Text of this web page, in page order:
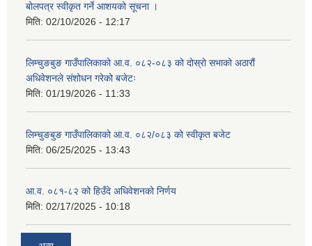
बोलपत्र स्वीकृत गर्ने आशयको सूचना ।
मिति: 02/10/2026 - 12:17
लिम्चुङबुङ गाउँपालिकाको आ.व. ०८२-०८३ को दोस्रो सभाको अठारौं
अधिवेशनले संशोधन गरेको बजेटः
मिति: 01/19/2026 - 11:33
लिम्चुङबुङ गाउँपालिकाको आ.व. ०८२/०८३ को स्वीकृत बजेट
मिति: 06/25/2025 - 13:43
आ.व. ०८१-८२ को हिउँदे अधिवेशनको निर्णय
मिति: 02/17/2025 - 10:18